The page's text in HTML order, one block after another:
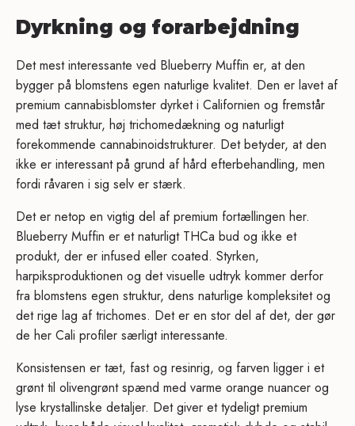
Dyrkning og forarbejdning
Det mest interessante ved Blueberry Muffin er, at den
bygger på blomstens egen naturlige kvalitet. Den er lavet af
premium cannabisblomster dyrket i Californien og fremstår
med tæt struktur, høj trichomedækning og naturligt
forekommende cannabinoidstrukturer. Det betyder, at den
ikke er interessant på grund af hård efterbehandling, men
fordi råvaren i sig selv er stærk.
Det er netop en vigtig del af premium fortællingen her.
Blueberry Muffin er et naturligt THCa bud og ikke et
produkt, der er infused eller coated. Styrken,
harpiksproduktionen og det visuelle udtryk kommer derfor
fra blomstens egen struktur, dens naturlige kompleksitet og
det rige lag af trichomes. Det er en stor del af det, der gør
de her Cali profiler særligt interessante.
Konsistensen er tæt, fast og resinrig, og farven ligger i et
grønt til olivengrønt spænd med varme orange nuancer og
lyse krystallinske detaljer. Det giver et tydeligt premium